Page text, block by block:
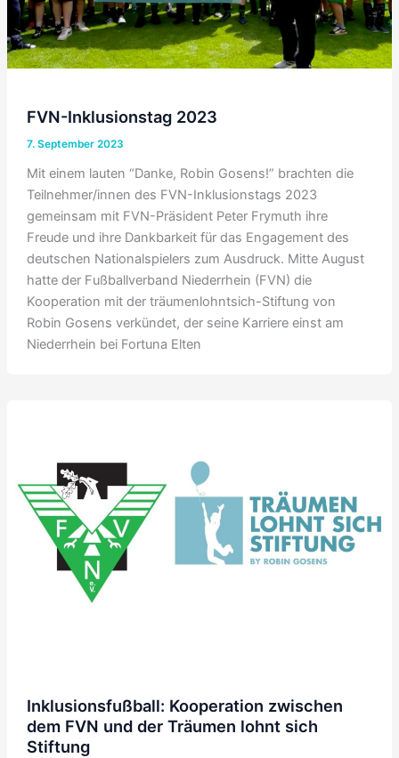
FVN-Inklusionstag 2023
7. September 2023
Mit einem lauten “Danke, Robin Gosens!” brachten die
Teilnehmer/innen des FVN-Inklusionstags 2023
gemeinsam mit FVN-Präsident Peter Frymuth ihre
Freude und ihre Dankbarkeit für das Engagement des
deutschen Nationalspielers zum Ausdruck. Mitte August
hatte der Fußballverband Niederrhein (FVN) die
Kooperation mit der träumenlohntsich-Stiftung von
Robin Gosens verkündet, der seine Karriere einst am
Niederrhein bei Fortuna Elten
Inklusionsfußball: Kooperation zwischen
dem FVN und der Träumen lohnt sich
Stiftung